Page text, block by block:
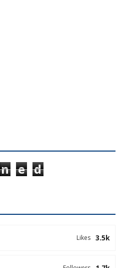
n e d
3.5k
Likes